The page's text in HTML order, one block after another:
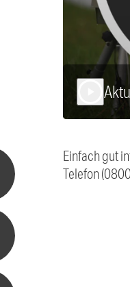
Einfach gut
Telefon